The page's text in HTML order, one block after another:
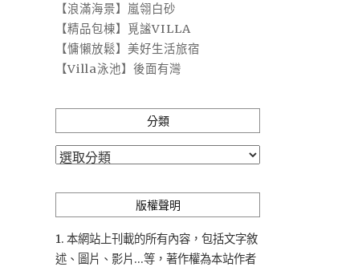
【浪滿海景】嵐翎白砂
【精品包棟】覓謐VILLA
【慵懶放鬆】美好生活旅宿
【Villa泳池】後面有灣
分類
分
版權聲明
1. 本網站上刊載的所有內容，包括文字敘
述、圖片、影片...等，著作權為本站作者